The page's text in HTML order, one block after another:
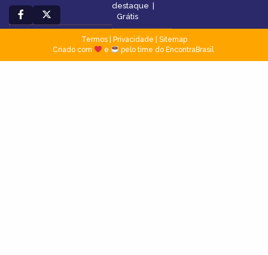
destaque |
Grátis
Termos| Privacidade
Sitemap
Criado com
e pelo time do EncontraBrasil